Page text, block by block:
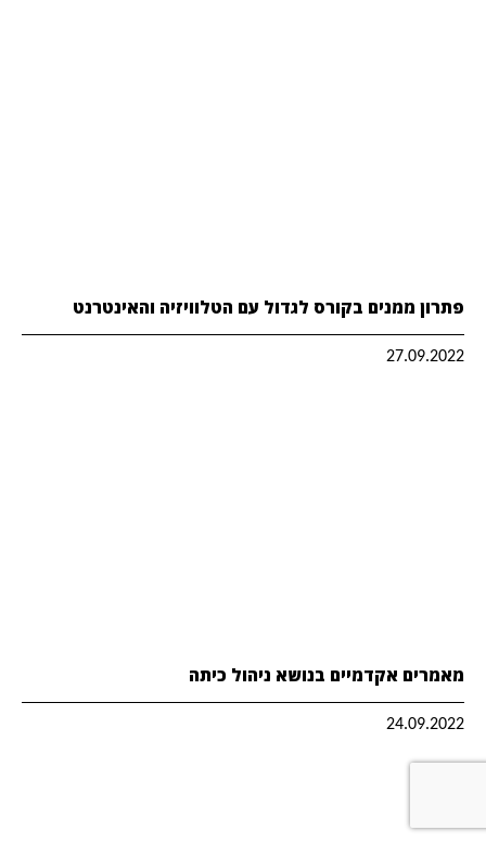
פתרון ממנים בקורס לגדול עם הטלוויזיה והאינטרנט
27.09.2022
מאמרים אקדמיים בנושא ניהול כיתה
24.09.2022